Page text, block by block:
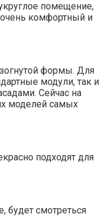
помещение,
комфортный и
формы. Для
модули, так и
Сейчас на
моделей самых
подходят для
будет смотреться